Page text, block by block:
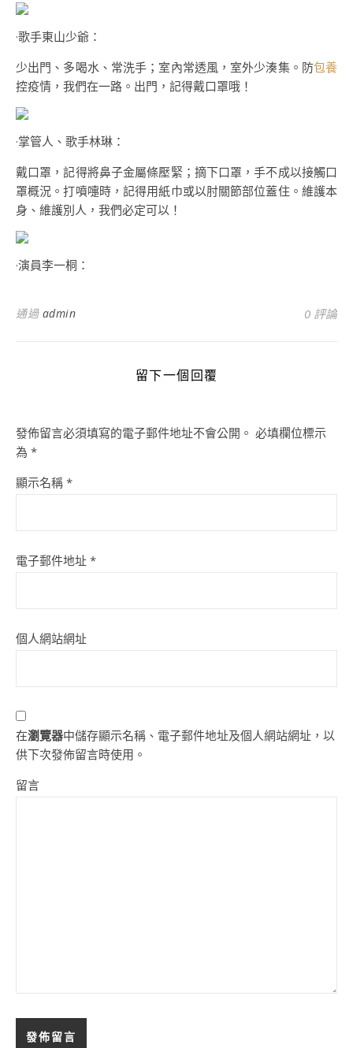
·歌手東山少爺：
少出門、多喝水、常洗手；室內常透風，室外少湊集。防包養
控疫情，我們在一路。出門，記得戴口罩哦！
·掌管人、歌手林琳：
戴口罩，記得將鼻子金屬條壓緊；摘下口罩，手不成以接觸口
罩概況。打噴嚏時，記得用紙巾或以肘關節部位蓋住。維護本
身、維護別人，我們必定可以！
·演員李一桐：
通過 admin 0 評論
留下一個回覆
發佈留言必須填寫的電子郵件地址不會公開。 必填欄位標示
為 *
顯示名稱 *
電子郵件地址 *
個人網站網址
在瀏覽器中儲存顯示名稱、電子郵件地址及個人網站網址，以
供下次發佈留言時使用。
留言